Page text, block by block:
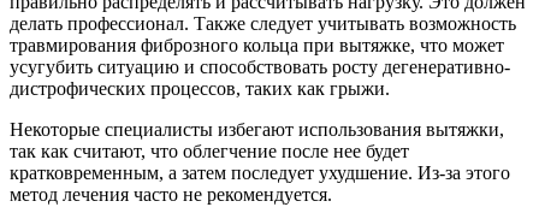
делать профессионал. Также следует учитывать возможность
травмирования фиброзного кольца при вытяжке, что может
усугубить ситуацию и способствовать росту дегенеративно-
дистрофических процессов, таких как грыжи.
Некоторые специалисты избегают использования вытяжки,
так как считают, что облегчение после нее будет
кратковременным, а затем последует ухудшение. Из-за этого
метод лечения часто не рекомендуется.